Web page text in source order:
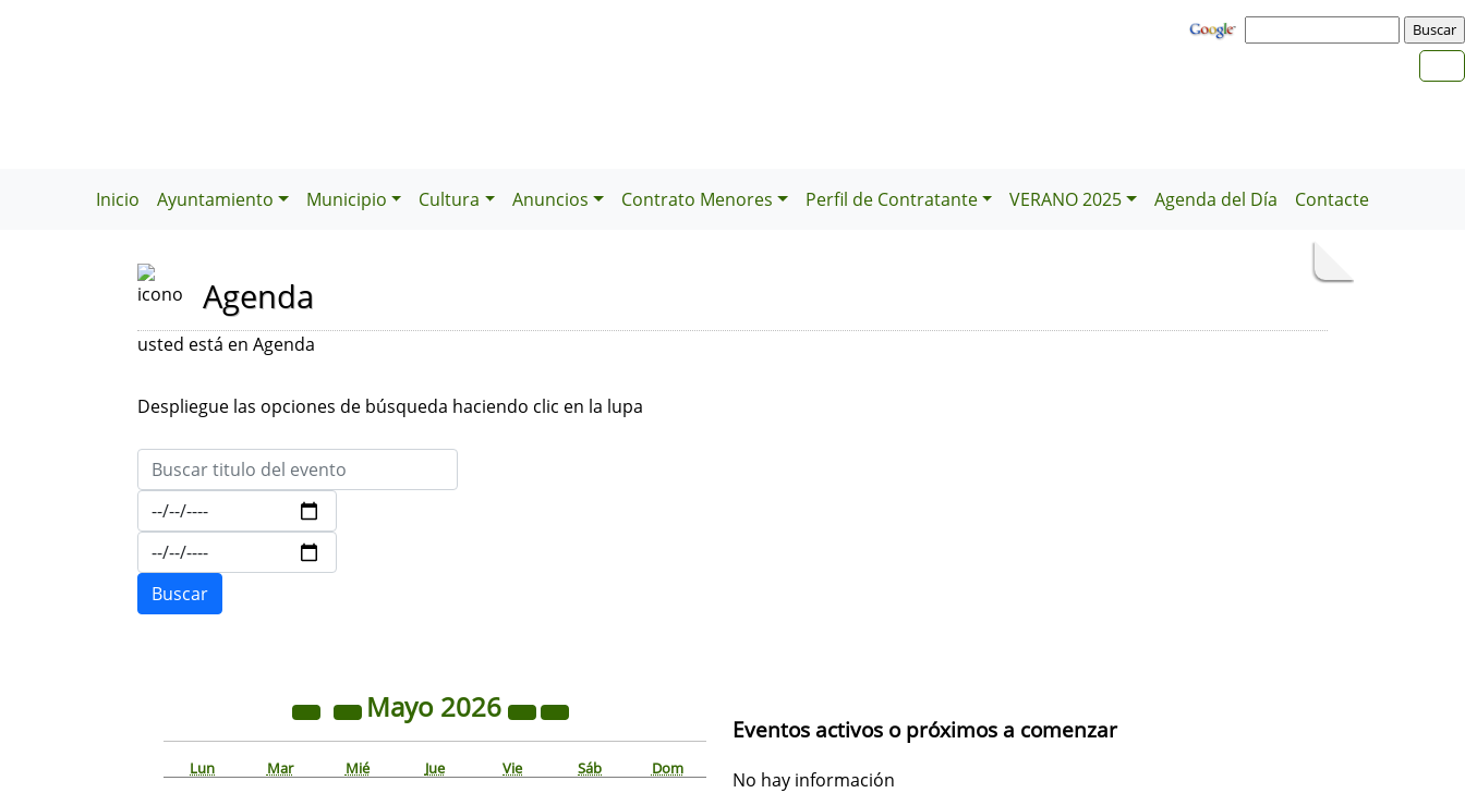
Inicio Ayuntamiento Municipio Cultura Anuncios Contrato Menores Perfil de Contratante VERANO 2025 Agenda del Día Contacte
Agenda
usted está en Agenda
Despliegue las opciones de búsqueda haciendo clic en la lupa
Mayo 2026
Lun Mar Mié Jue Vie Sáb Dom
Eventos activos o próximos a comenzar
No hay información